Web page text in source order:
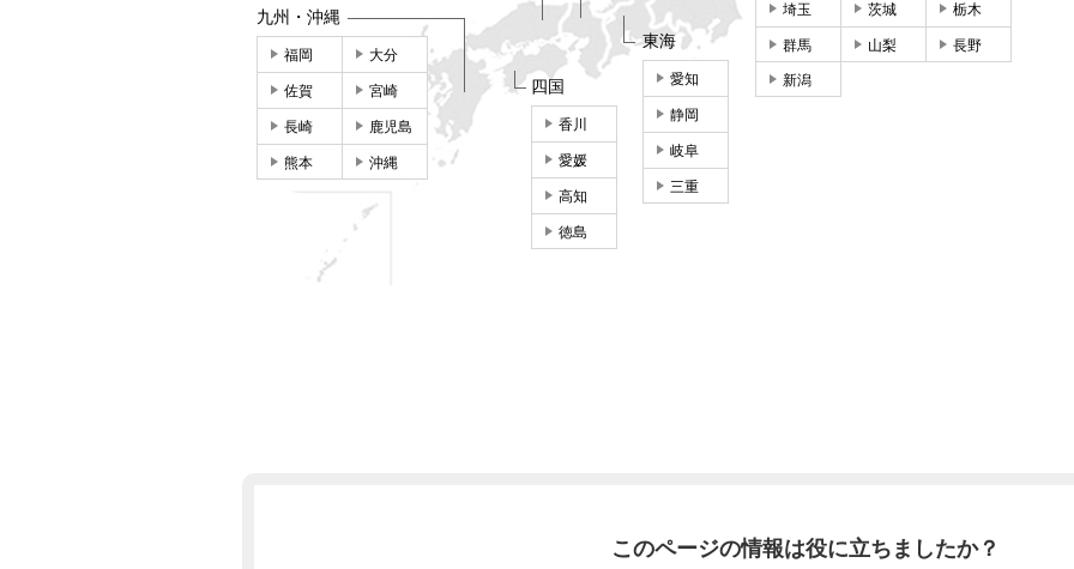
埼玉 茨城 栃木
群馬 山梨 長野
新潟
東海
愛知
静岡
岐阜
三重
四国
香川
愛媛
高知
徳島
九州・沖縄
福岡 大分
佐賀 宮崎
長崎 鹿児島
熊本 沖縄
このページの情報は役に立ちましたか？